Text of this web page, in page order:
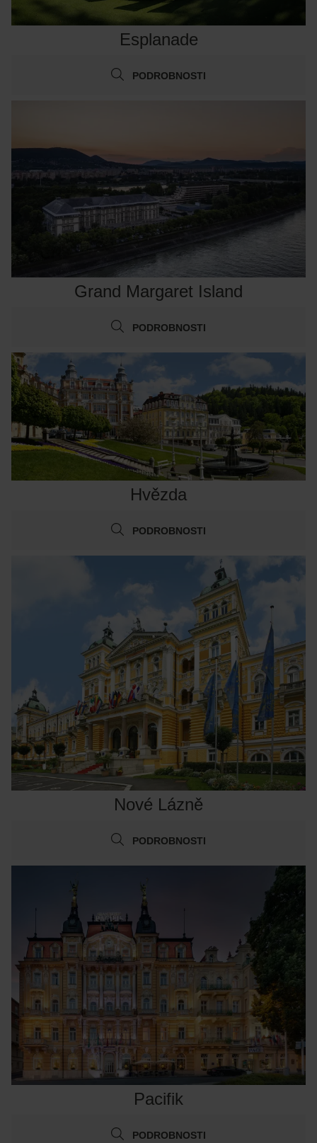
Esplanade
PODROBNOSTI
Grand Margaret Island
PODROBNOSTI
Hvězda
PODROBNOSTI
Nové Lázně
PODROBNOSTI
Pacifik
PODROBNOSTI